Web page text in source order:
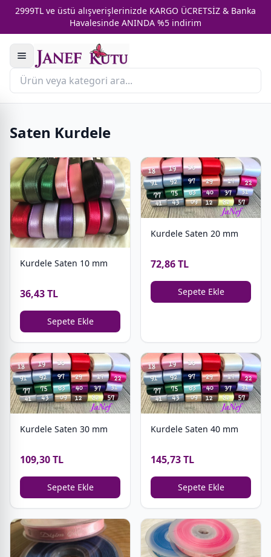
2999TL ve üstü alışverişlerinizde KARGO ÜCRETSİZ & Banka
Havalesinde ANINDA %5 indirim
Saten Kurdele
Kurdele Saten 10 mm
36,43 TL
Sepete Ekle
Kurdele Saten 20 mm
72,86 TL
Sepete Ekle
Kurdele Saten 30 mm
109,30 TL
Sepete Ekle
Kurdele Saten 40 mm
145,73 TL
Sepete Ekle